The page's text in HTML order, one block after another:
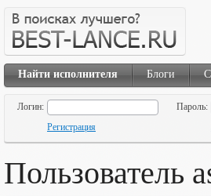
Найти исполнителя Блоги
Логин:
Пароль:
Регистрация
Пользователь